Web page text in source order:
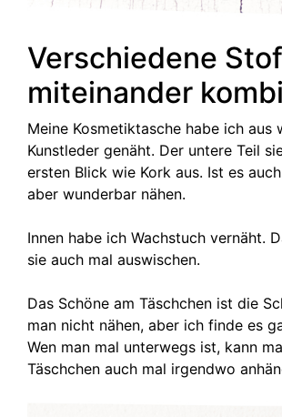
Verschiedene
miteinander
Meine Kosmetiktasche habe ich aus
Kunstleder genäht. Der untere Teil
ersten Blick wie Kork aus. Ist es
aber wunderbar nähen.
Innen habe ich Wachstuch vernäht.
sie auch mal auswischen.
Das Schöne am Täschchen ist die
man nicht nähen, aber ich finde es
Wen man mal unterwegs ist, kann
Täschchen auch mal irgendwo